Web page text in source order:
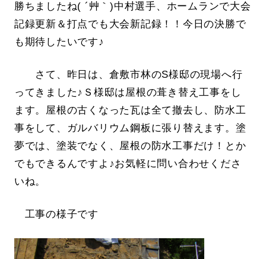
勝ちましたね( ´艸｀)中村選手、ホームランで大会
記録更新＆打点でも大会新記録！！今日の決勝で
も期待したいです♪
さて、昨日は、倉敷市林のS様邸の現場へ行
ってきました♪Ｓ様邸は屋根の葺き替え工事をし
ます。屋根の古くなった瓦は全て撤去し、防水工
事をして、ガルバリウム鋼板に張り替えます。塗
夢では、塗装でなく、屋根の防水工事だけ！とか
でもできるんですよ♪お気軽に問い合わせくださ
いね。
工事の様子です